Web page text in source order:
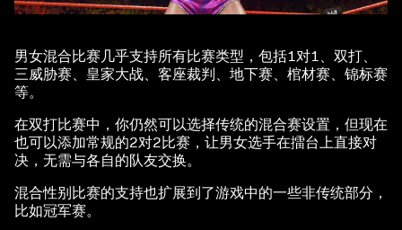
男女混合比赛几乎支持所有比赛类型，包括1对1、双打、
三威胁赛、皇家大战、客座裁判、地下赛、棺材赛、锦标赛
等。
在双打比赛中，你仍然可以选择传统的混合赛设置，但现在
也可以添加常规的2对2比赛，让男女选手在擂台上直接对
决，无需与各自的队友交换。
混合性别比赛的支持也扩展到了游戏中的一些非传统部分，
比如冠军赛。